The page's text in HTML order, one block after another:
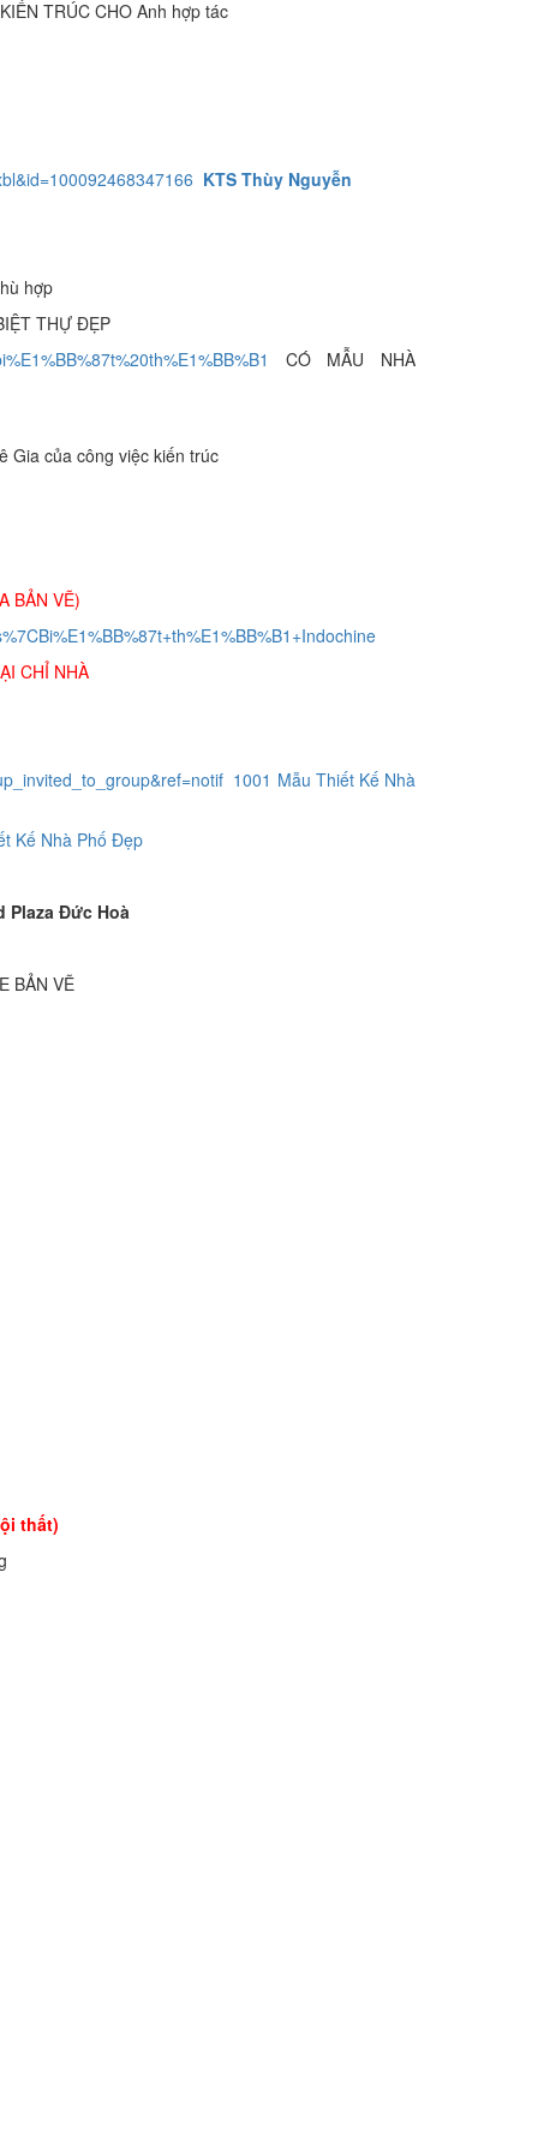
TRÚC CHO Anh hợp tác
KTS Thùy Nguyễn
hợp
THỰ ĐẸP
CÓ MẪU NHÀ
Gia của công việc kiến trúc
BẢN VẼ)
CHỈ NHÀ
1001 Mẫu Thiết Kế Nhà
Kế Nhà Phố Đẹp
Plaza Đức Hoà
BẢN VẼ
thất)